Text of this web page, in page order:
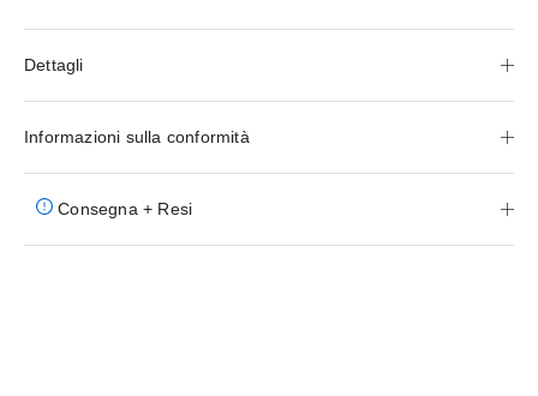
Dettagli
Informazioni sulla conformità
Consegna + Resi